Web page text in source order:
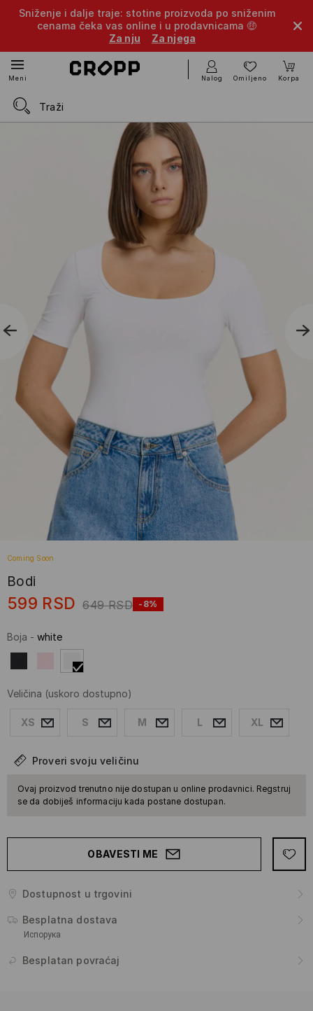
Sniženje i dalje traje: stotine proizvoda po sniženim
cenama čeka vas online i u prodavnicama 🤑
Za nju
Za njega
Meni Nalog Omiljeno Korpa
Coming Soon
Bodi
599 RSD 649 RSD -8%
Boja - white
Veličina (uskoro dostupno)
XS S M L XL
Proveri svoju veličinu
Ovaj proizvod trenutno nije dostupan u online prodavnici. Regstruj
se da dobiješ informaciju kada postane dostupan.
OBAVESTI ME
Dostupnost u trgovini
Besplatna dostava
Испорука
Besplatan povraćaj